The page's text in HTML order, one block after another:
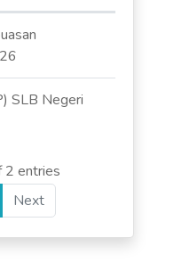
SLB Negeri
2 entries
Next